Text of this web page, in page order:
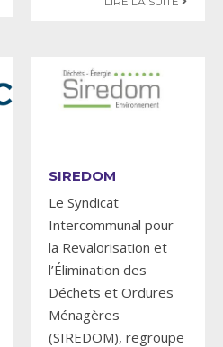
SIREDOM
Le Syndicat
Intercommunal pour
la Revalorisation et
l’Élimination des
Déchets et Ordures
Ménagères
(SIREDOM), regroupe